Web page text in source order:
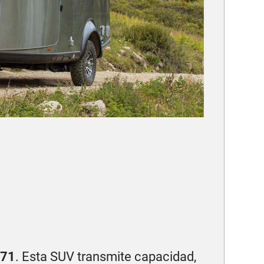
. Esta SUV transmite capacidad,